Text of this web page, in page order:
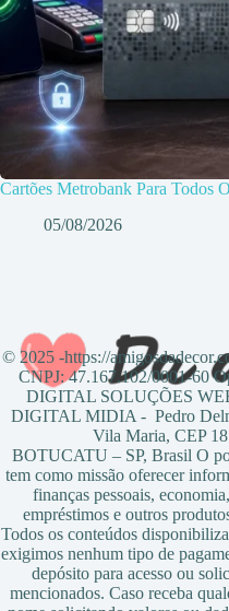
Cartões Metrobank Para Todos
05/08/2026
© 2025 -https://
CNPJ: 47.167.102/0001-60
DIGITAL SOLUÇÕES
DIGITAL MIDIA - Pedro
Vila Maria, CEP
BOTUCATU – SP, Brasil O
tem como missão oferecer
finanças pessoais,
empréstimos e outros
Todos os conteúdos
exigimos nenhum tipo de
depósito para acesso ou
mencionados. Caso receba